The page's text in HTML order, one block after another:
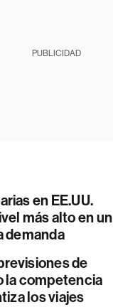
PUBLICIDAD
en EE.UU.
más alto en un
demanda
de
la competencia
los viajes